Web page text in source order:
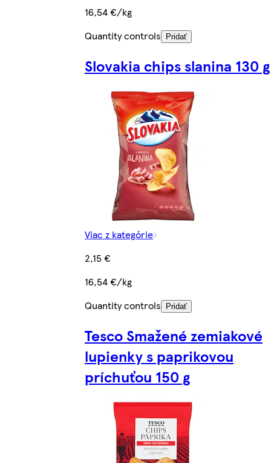
16,54 €/kg
Quantity controls
Pridať
Slovakia chips slanina 130 g
Viac z kategórie
2,15 €
16,54 €/kg
Quantity controls
Pridať
Tesco Smažené zemiakové
lupienky s paprikovou
príchuťou 150 g